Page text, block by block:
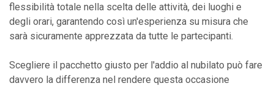
flessibilità totale nella scelta delle attività, dei luoghi e
degli orari, garantendo così un'esperienza su misura che
sarà sicuramente apprezzata da tutte le partecipanti.
Scegliere il pacchetto giusto per l'addio al nubilato può fare
davvero la differenza nel rendere questa occasione